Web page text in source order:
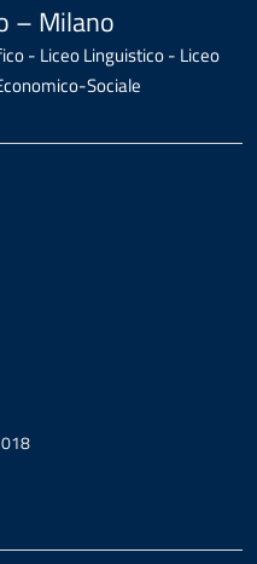
– Milano
- Liceo Linguistico - Liceo
Sociale